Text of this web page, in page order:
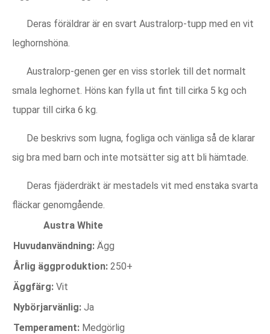
Deras föräldrar är en svart Australorp-tupp med en vit
leghornshöna.
Australorp-genen ger en viss storlek till det normalt
smala leghornet. Höns kan fylla ut fint till cirka 5 kg och
tuppar till cirka 6 kg.
De beskrivs som lugna, fogliga och vänliga så de klarar
sig bra med barn och inte motsätter sig att bli hämtade.
Deras fjäderdräkt är mestadels vit med enstaka svarta
fläckar genomgående.
Austra White
Huvudanvändning: Ägg
Årlig äggproduktion: 250+
Äggfärg: Vit
Nybörjarvänlig: Ja
Temperament: Medgörlig